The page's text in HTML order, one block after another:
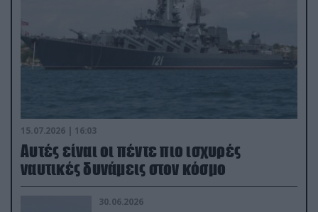
15.07.2026 | 16:03
Aυτές είναι οι πέντε πιο ισχυρές
ναυτικές δυνάμεις στον κόσμο
30.06.2026